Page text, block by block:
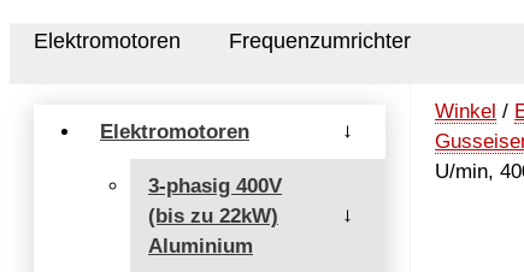
Elektromotoren Frequenzumrichter
Elektromotoren →
3-phasig 400V
(bis zu 22kW)
Aluminium
→
Winkel /
U/min,